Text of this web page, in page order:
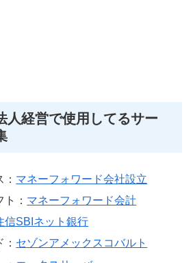
人経営で使用してるサー
マネーフォワード会社設立
： マネーフォワード会計
信SBIネット銀行
セゾンアメックスコバルト